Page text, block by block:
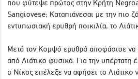
που φύτεψε πρώτος στην Κρήτη
Sangiovese; Καταπιάνεσαι με την πιο
εντυπωσιακή ερυθρή ποικιλία, το
Μετά τον Κομψό ερυθρό αποφάσισε να
από Λιάτικο φυσικά. Για την
ο Νίκος επέλεξε να αφήσει το Λιάτικο